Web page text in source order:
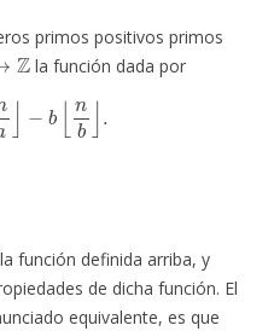
primos positivos primos
la función dada por
− b ⌋.
función definida arriba, y
de dicha función. El
equivalente, es que